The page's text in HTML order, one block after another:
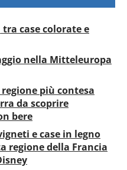
case colorate e
nella Mitteleuropa
più contesa
da scoprire
bere
e case in legno
regione della Francia